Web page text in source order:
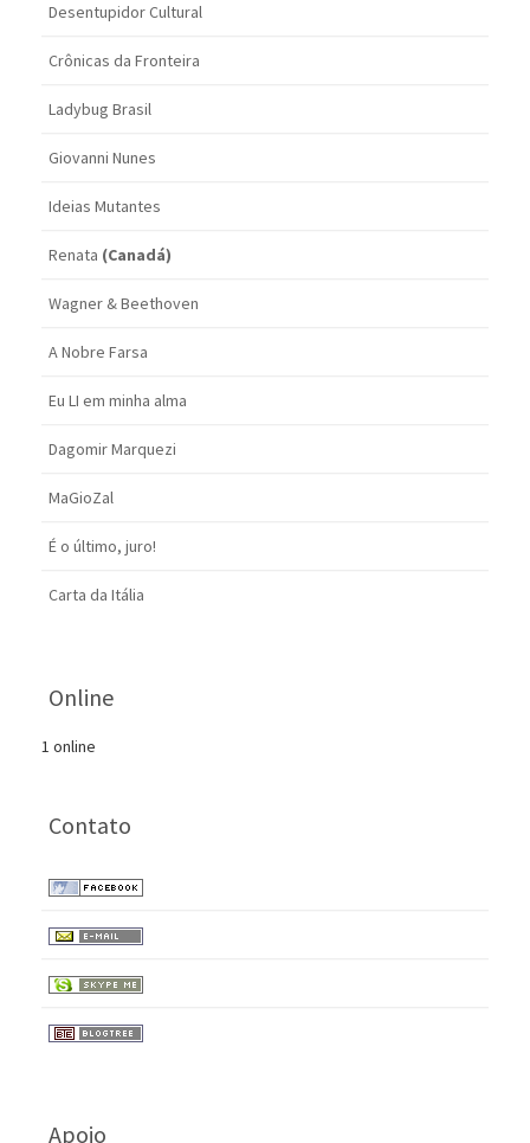
Desentupidor Cultural
Crônicas da Fronteira
Ladybug Brasil
Giovanni Nunes
Ideias Mutantes
Renata (Canadá)
Wagner & Beethoven
A Nobre Farsa
Eu LI em minha alma
Dagomir Marquezi
MaGioZal
É o último, juro!
Carta da Itália
Online
1 online
Contato
Apoio